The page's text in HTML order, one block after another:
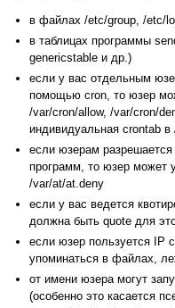
в файлах /etc/group, /etc/
в таблицах программы
genericstable и др.)
если у вас отдельным
помощью cron, то юзер
/var/cron/allow, /var/cron/
индивидуальная crontab
если юзерам
программ, то юзер может
/var/at/at.deny
если у вас ведется
должна быть quote для
если юзер пользуется IP
упоминаться в файлах,
от имени юзера могут
(особенно это касается